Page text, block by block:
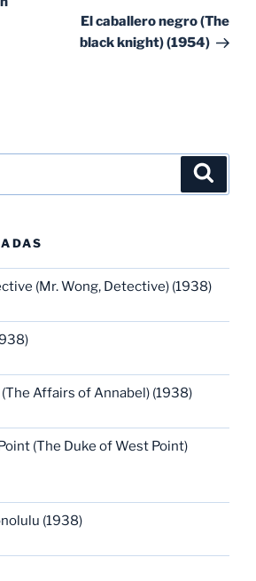
El caballero negro (The
black knight) (1954)
(Mr. Wong, Detective) (1938)
Affairs of Annabel) (1938)
(The Duke of West Point)
(1938)